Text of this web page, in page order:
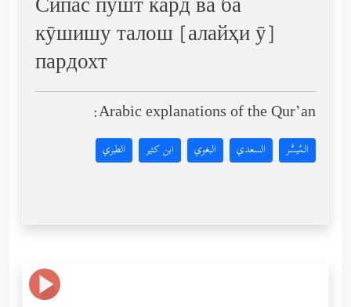
Сипас пушт кард ва ба
кӯшишу талош [алайҳи ӯ]
пардохт
Arabic explanations of the Qur’an:
المُيسَّر السعدي البغوي ابن كثير الطبري